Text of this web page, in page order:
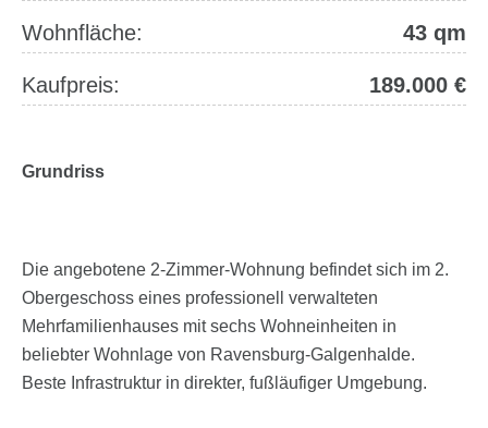
Wohnfläche: 43 qm
Kaufpreis: 189.000 €
Grundriss
Die angebotene 2-Zimmer-Wohnung befindet sich im 2.
Obergeschoss eines professionell verwalteten
Mehrfamilienhauses mit sechs Wohneinheiten in
beliebter Wohnlage von Ravensburg-Galgenhalde.
Beste Infrastruktur in direkter, fußläufiger Umgebung.